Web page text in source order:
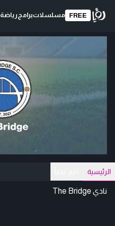
FREE مسلسلاتبرامج رياضة
الرئيسية
نادي The Bridge